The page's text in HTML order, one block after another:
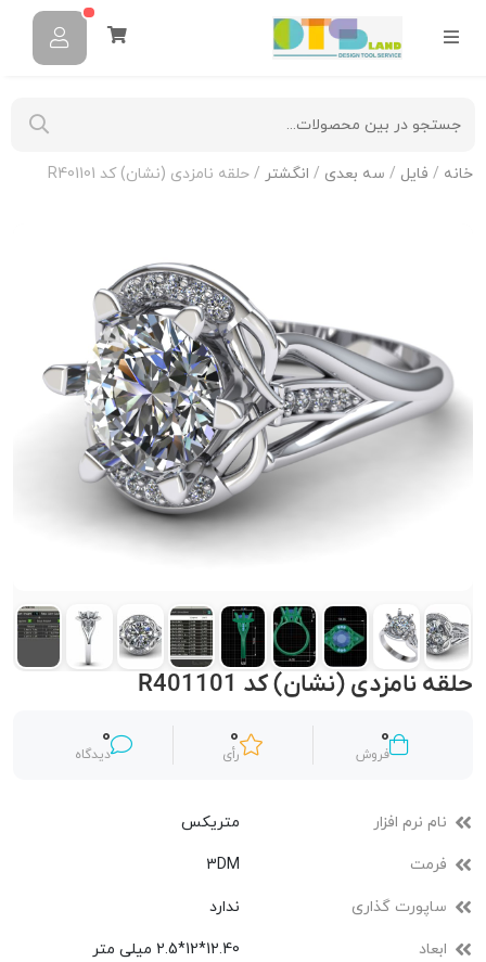
خانه / فایل / سه بعدی / انگشتر / حلقه نامزدی (نشان) کد R401101
حلقه نامزدی (نشان) کد R401101
0
فروش
0
رأی
0
دیدگاه
نام نرم افزار متریکس
فرمت 3DM
ساپورت گذاری ندارد
ابعاد 12.40*12*2.5 میلی متر